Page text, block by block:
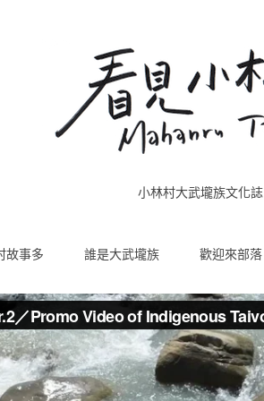
小林村大武壠族文化誌
故事多 誰是大武壠族 歡迎來部落